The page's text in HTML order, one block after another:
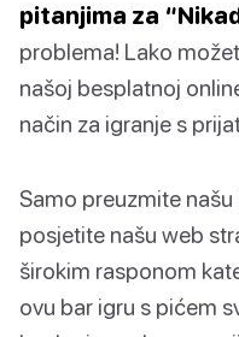
pitanjima za
problema! Lako
našoj besplatnoj
način za igranje s
Samo preuzmite
posjetite našu web
širokim rasponom
ovu bar igru s pićem